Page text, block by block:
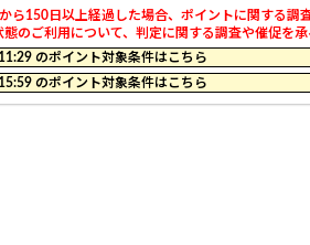
150日以上経過した場合、ポイントに関する調
のご利用について、判定に関する調査や催促を
のポイント対象条件はこちら
のポイント対象条件はこちら